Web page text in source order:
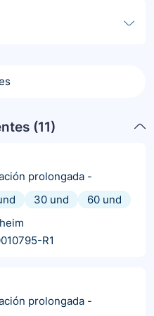
(11)
prolongada -
30 und
60 und
R1
prolongada -